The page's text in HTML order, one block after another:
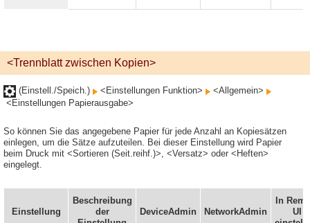
<Trennblatt zwischen Kopien>
(Einstell./Speich.) <Einstellungen Funktion>
<Allgemein>
<Einstellungen Papierausgabe>
So können Sie das angegebene Papier für jede Anzahl an Kopiesätzen
einlegen, um die Sätze aufzuteilen. Bei dieser Einstellung wird Papier
beim Druck mit <Sortieren (Seit.reihf.)>, <Versatz> oder <Heften>
eingelegt.
Einstellung
Beschreibung
der
DeviceAdmin NetworkAdmin
In
UI